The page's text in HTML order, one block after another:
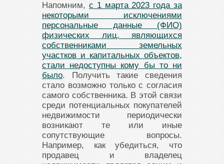
Напомним, с 1 марта 2023 года за
некоторыми исключениями
персональные данные (ФИО)
физических лиц, являющихся
собственниками земельных
участков и капитальных объектов,
стали недоступны кому бы то ни
было. Получить такие сведения
стало возможно только с согласия
самого собственника. В этой связи
среди потенциальных покупателей
недвижимости периодически
возникают те или иные
сопутствующие вопросы.
Например, как убедиться, что
продавец и владелец